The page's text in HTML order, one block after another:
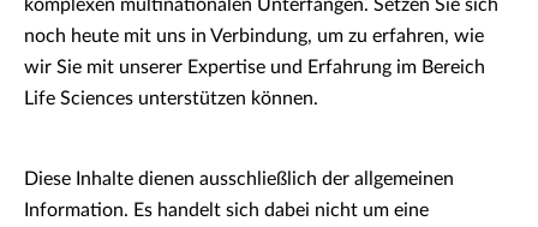
komplexen multinationalen Unterfangen. Setzen Sie sich
noch heute mit uns in Verbindung, um zu erfahren, wie
wir Sie mit unserer Expertise und Erfahrung im Bereich
Life Sciences unterstützen können.
Diese Inhalte dienen ausschließlich der allgemeinen
Information. Es handelt sich dabei nicht um eine